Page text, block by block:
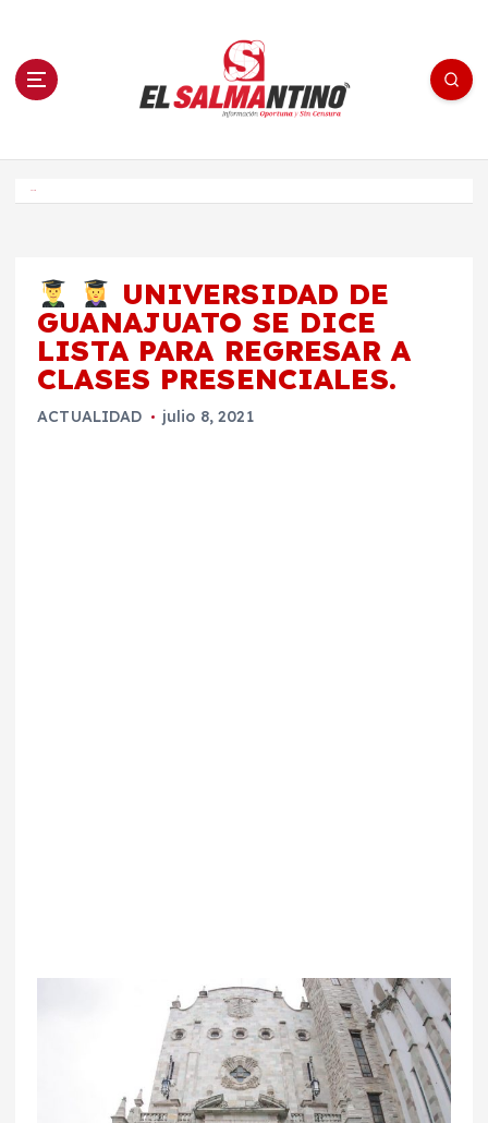
n El Salmantino - medios/noticias/editorial
UNIVERSIDAD DE
GUANAJUATO SE DICE
LISTA PARA REGRESAR A
CLASES PRESENCIALES.
ACTUALIDAD julio 8, 2021